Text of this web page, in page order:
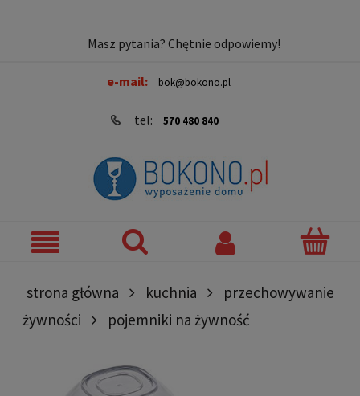
Masz pytania? Chętnie odpowiemy!
e-mail: bok@bokono.pl
tel: 570 480 840
strona główna kuchnia
przechowywanie
żywności
pojemniki na żywność